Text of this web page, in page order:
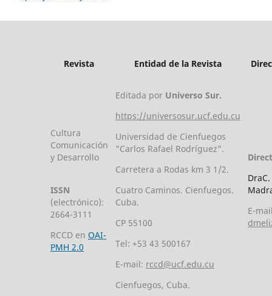
Revista Entidad de la Revista
Cultura
Comunicación
y Desarrollo
ISSN
(electrónico):
2664-3111
RCCD en OAI-
PMH 2.0
Editada por Universo Sur.
https://universosur.ucf.edu.cu
Universidad de Cienfuegos
"Carlos Rafael Rodríguez".
Carretera a Rodas km 3 1/2.
Cuatro Caminos. Cienfuegos.
Cuba.
CP 55100
Tel: +53 43 500167
E-mail: rccd@ucf.edu.cu
Cienfuegos, Cuba.
E-